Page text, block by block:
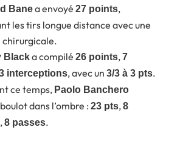
Banea envoyé 27 points,
les tirs longue distance avec une
chirurgicale.
Blacka compilé 26 points,7
interceptions, avec un 3/3 à 3 pts.
ce temps, Paolo Banchero
dans l’ombre : 23 pts,8
,8 passes.